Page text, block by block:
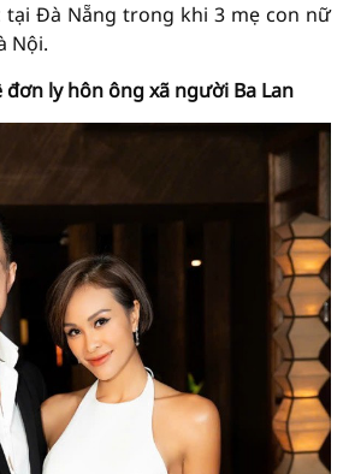
tại Đà Nẵng trong khi 3 mẹ con nữ
Nội.
ly hôn ông xã người Ba Lan